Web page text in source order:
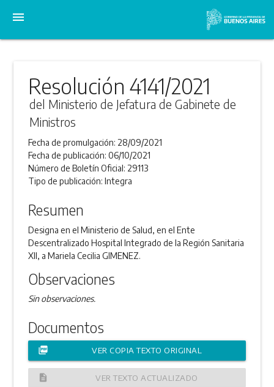
menu
Resolución 4141/2021
del Ministerio de Jefatura de Gabinete de
Ministros
Fecha de promulgación: 28/09/2021
Fecha de publicación:06/10/2021
Número de Boletín Oficial: 29113
Tipo de publicación:Integra
Resumen
Designa en el Ministerio de Salud, en el Ente
Descentralizado Hospital Integrado de la Región Sanitaria
XII, a Mariela Cecilia GIMENEZ.
Observaciones
Sin observaciones.
Documentos
picture_as_pdf VER COPIA TEXTO ORIGINAL
description VER TEXTO ACTUALIZADO